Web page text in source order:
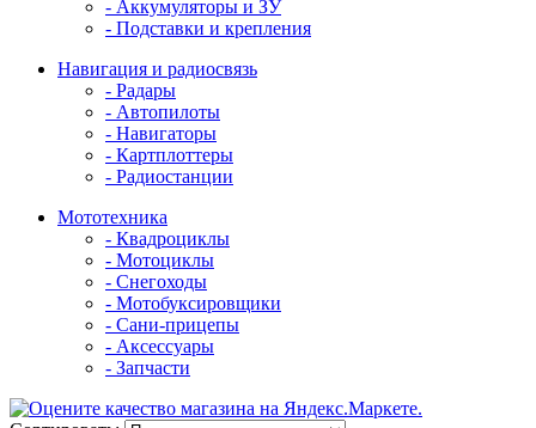
- Аккумуляторы и ЗУ
- Подставки и крепления
Навигация и радиосвязь
- Радары
- Автопилоты
- Навигаторы
- Картплоттеры
- Радиостанции
Мототехника
- Квадроциклы
- Мотоциклы
- Снегоходы
- Мотобуксировщики
- Сани-прицепы
- Аксессуары
- Запчасти